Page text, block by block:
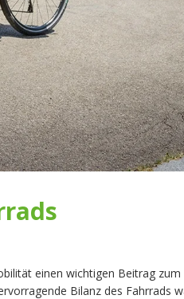
einen wichtigen Beitrag zum
Bilanz des Fahrrads